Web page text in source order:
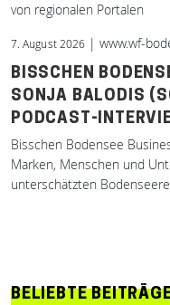
von regionalen Portalen
7. August 2026 | www.wf-
BISSCHEN
SONJA BALODIS
PODCAST-
Bisschen Bodensee
Marken, Menschen und
unterschätzten
BELIEBTE